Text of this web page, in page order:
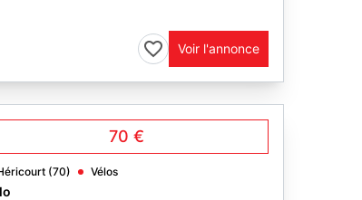
Voir l'annonce
70 €
(70) Vélos